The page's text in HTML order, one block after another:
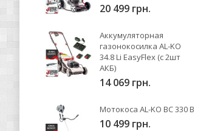
20 499 грн.
Аккумуляторная
газонокосилка AL-KO
34.8 Li EasyFlex (с 2шт
АКБ)
14 069 грн.
Мотокоса AL-KO BC 330 B
10 499 грн.